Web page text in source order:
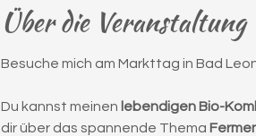
Über die Veranstaltung
Besuche mich am Markttag in Bad
Du kannst meinen lebendigen Bio-
dir über das spannende Thema